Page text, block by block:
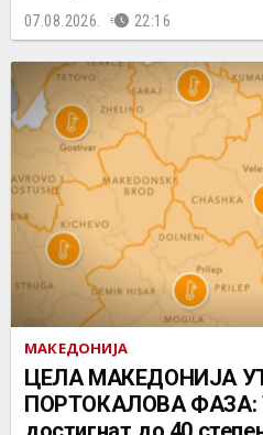
07.08.2026. 22:16
МАКЕДОНИЈА
ЦЕЛА МАКЕДОНИЈА
ПОРТОКАЛОВА ФАЗА: